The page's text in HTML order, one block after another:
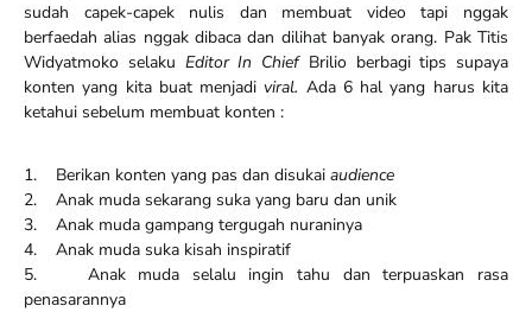
sudah capek-capek nulis dan membuat video tapi nggak
berfaedah alias nggak dibaca dan dilihat banyak orang. Pak Titis
Widyatmoko selaku Editor In ChiefBrilio berbagi tips supaya
konten yang kita buat menjadiviral. Ada 6 hal yang harus kita
ketahui sebelum membuat konten :
1. Berikan konten yang pas dan disukai audience
2. Anak muda sekarang suka yang baru dan unik
3. Anak muda gampang tergugah nuraninya
4. Anak muda suka kisah inspiratif
5. Anak muda selalu ingin tahu dan terpuaskan rasa
penasarannya